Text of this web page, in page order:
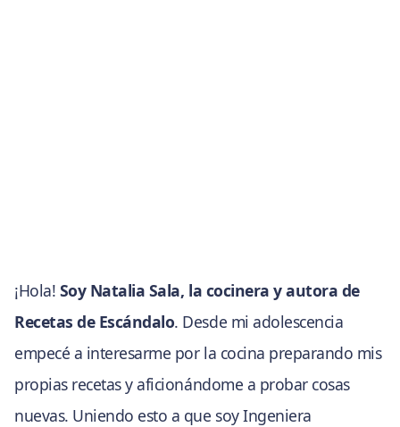
¡Hola! Soy Natalia Sala, la cocinera y autora de
Recetas de Escándalo. Desde mi adolescencia
empecé a interesarme por la cocina preparando mis
propias recetas y aficionándome a probar cosas
nuevas. Uniendo esto a que soy Ingeniera